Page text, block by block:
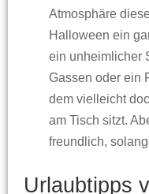
Atmosphäre
Halloween ein
ein unheimlicher
Gassen oder ein
dem vielleicht
am Tisch sitzt.
freundlich,
Urlaubtipps